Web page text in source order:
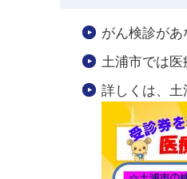
がん検診が
土浦市では
詳しくは、土